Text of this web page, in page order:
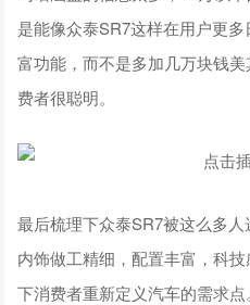
是能像众泰SR7这样在用户更
富功能，而不是多加几万块钱
费者很聪明。
最后梳理下众泰SR7被这么多
内饰做工精细，配置丰富，科
下消费者重新定义汽车的需求